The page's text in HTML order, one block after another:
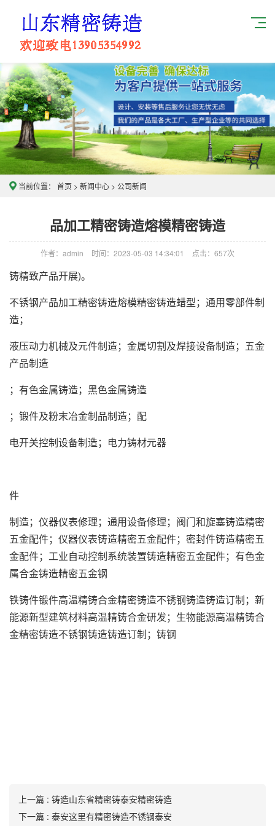
当前位置： 首页 > 新闻中心 > 公司新闻
品加工精密铸造熔模精密铸造
作者：admin 时间：2023-05-03 14:34:01 点击： 657次
铸精致产品开展)。
不锈钢产品加工精密铸造熔模精密铸造蜡型；通用零部件制
造；
液压动力机械及元件制造；金属切割及焊接设备制造；五金
产品制造
；有色金属铸造；黑色金属铸造
；锻件及粉末冶金制品制造；配
电开关控制设备制造；电力铸材元器
件
制造；仪器仪表修理；通用设备修理；阀门和旋塞铸造精密
五金配件；仪器仪表铸造精密五金配件；密封件铸造精密五
金配件；工业自动控制系统装置铸造精密五金配件；有色金
属合金铸造精密五金钢
铁铸件锻件高温精铸合金精密铸造不锈钢铸造铸造订制；新
能源新型建筑材料高温精铸合金研发；生物能源高温精铸合
金精密铸造不锈钢铸造铸造订制；铸钢
上一篇 : 铸造山东省精密铸泰安精密铸造
下一篇 : 泰安这里有精密铸造不锈钢泰安